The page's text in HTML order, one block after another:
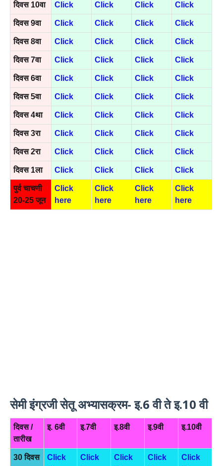
दिवस 10वा Click Click Click Click
दिवस 9वा Click Click Click Click
दिवस 8वा Click Click Click Click
दिवस 7वा Click Click Click Click
दिवस 6वा Click Click Click Click
दिवस 5वा Click Click Click Click
दिवस 4था Click Click Click Click
दिवस 3रा Click Click Click Click
दिवस 2रा Click Click Click Click
दिवस 1ला Click Click Click Click
पुर्व चाचणी
20-25 जून
Click
here
Click
here
Click
here
Click
here
सेमी इंग्रजी सेतू अभ्यासक्रम- इ.6 वी ते इ.10 वी
दिवस /
तारीख
इ. 6वी इ.7वी इ.8वी इ.9वी इ.10वी
30 दिवस
Click
Click
Click
Click
Click